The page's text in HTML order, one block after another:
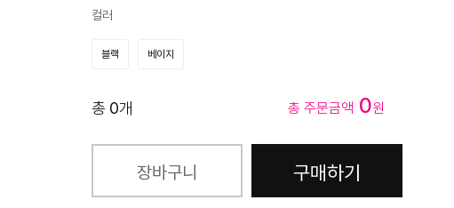
컬러
블랙 베이지
총 0개 총 주문금액 0원
장바구니 구매하기